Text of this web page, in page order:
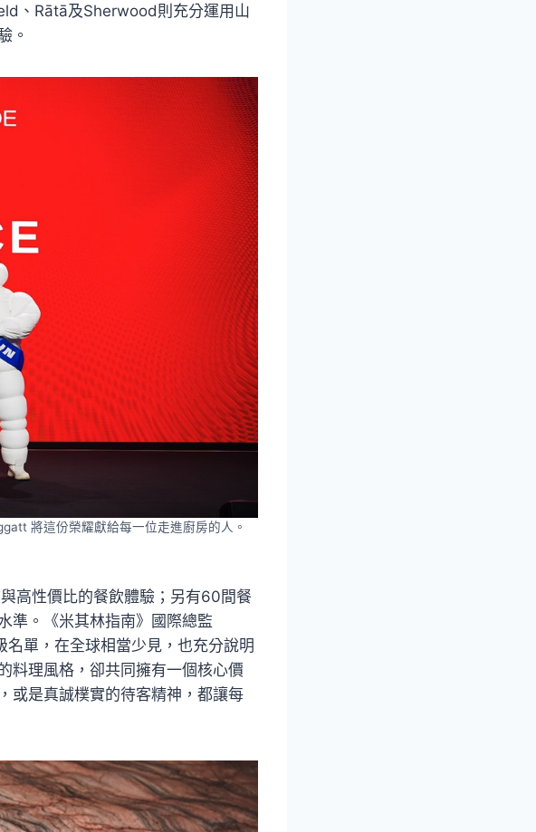
、Rātā及Sherwood則充分運用山
。
將這份榮耀獻給每一位走進廚房的人。
高性價比的餐飲體驗；另有60間餐
準。《米其林指南》國際總監
單，在全球相當少見，也充分說明
料理風格，卻共同擁有一個核心價
或是真誠樸實的待客精神，都讓每